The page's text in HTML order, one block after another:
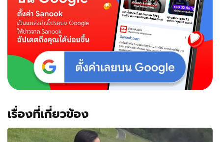
จริง
คน
ถึง!!
เรื่องที่เกี่ยวข้อง